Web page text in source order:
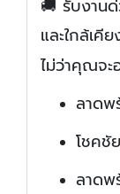
🚚 รับงาน
และใกล้เคีย
ไม่ว่าคุณจะ
ลาดพ
โชคชั
ลาดพ